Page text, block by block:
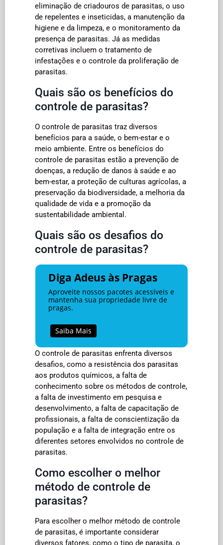
eliminação de criadouros de parasitas, o uso
de repelentes e inseticidas, a manutenção da
higiene e da limpeza, e o monitoramento da
presença de parasitas. Já as medidas
corretivas incluem o tratamento de
infestações e o controle da proliferação de
parasitas.
Quais são os benefícios do
controle de parasitas?
O controle de parasitas traz diversos
benefícios para a saúde, o bem-estar e o
meio ambiente. Entre os benefícios do
controle de parasitas estão a prevenção de
doenças, a redução de danos à saúde e ao
bem-estar, a proteção de culturas agrícolas, a
preservação da biodiversidade, a melhoria da
qualidade de vida e a promoção da
sustentabilidade ambiental.
Quais são os desafios do
controle de parasitas?
Diga Adeus às Pragas
Aproveite nossos pacotes acessíveis e
mantenha sua propriedade livre de
pragas.
Saiba Mais
O controle de parasitas enfrenta diversos
desafios, como a resistência dos parasitas
aos produtos químicos, a falta de
conhecimento sobre os métodos de controle,
a falta de investimento em pesquisa e
desenvolvimento, a falta de capacitação de
profissionais, a falta de conscientização da
população e a falta de integração entre os
diferentes setores envolvidos no controle de
parasitas.
Como escolher o melhor
método de controle de
parasitas?
Para escolher o melhor método de controle
de parasitas, é importante considerar
diversos fatores, como o tipo de parasita, o